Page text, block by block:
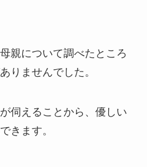
親について調べたところ
りませんでした。
伺えることから、優しい
きます。